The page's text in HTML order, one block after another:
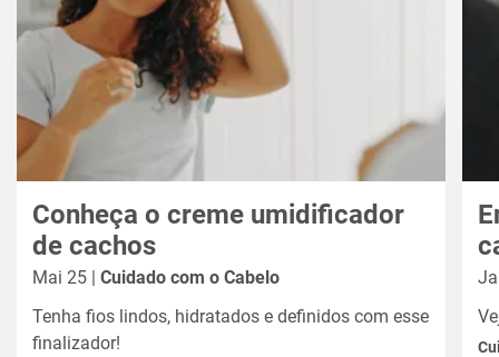
Conheça o creme umidificador
de cachos
Mai 25 | Cuidado com o Cabelo
Tenha fios lindos, hidratados e definidos com esse
finalizador!